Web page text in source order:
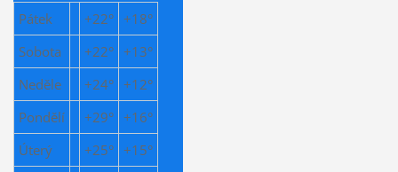
Pátek
+22° +18°
Sobota
+22° +13°
Neděle
+24° +12°
Pondělí
+29° +16°
Úterý
+25° +15°